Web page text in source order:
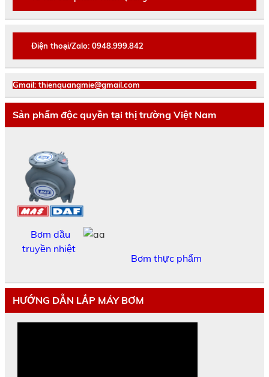
Điện thoại/Zalo: 0948.999.842
Gmail: thienquangmie@gmail.com
Sản phẩm độc quyền tại thị trường Việt Nam
Bơm dầu
truyền nhiệt
Bơm thực phẩm
HƯỚNG DẪN LẮP MÁY BƠM